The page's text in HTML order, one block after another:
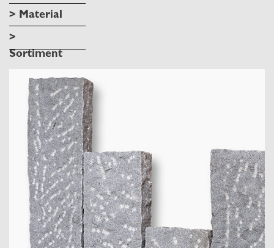
> Material
>
Sortiment